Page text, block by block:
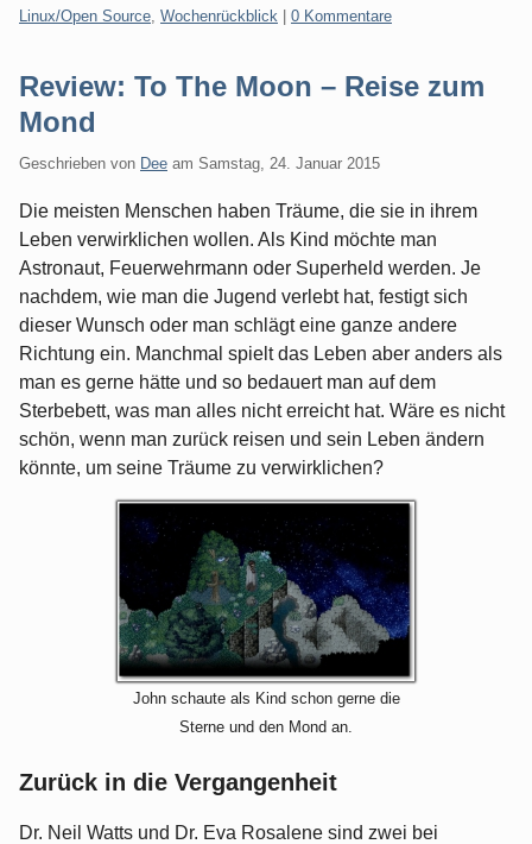
Kategorien:
Linux/Open Source, Wochenrückblick 0 Kommentare
Review: To The Moon – Reise zum
Mond
Geschrieben von Dee am Samstag, 24. Januar 2015
Die meisten Menschen haben Träume, die sie in ihrem
Leben verwirklichen wollen. Als Kind möchte man
Astronaut, Feuerwehrmann oder Superheld werden. Je
nachdem, wie man die Jugend verlebt hat, festigt sich
dieser Wunsch oder man schlägt eine ganze andere
Richtung ein. Manchmal spielt das Leben aber anders als
man es gerne hätte und so bedauert man auf dem
Sterbebett, was man alles nicht erreicht hat. Wäre es nicht
schön, wenn man zurück reisen und sein Leben ändern
könnte, um seine Träume zu verwirklichen?
John schaute als Kind schon gerne die
Sterne und den Mond an.
Zurück in die Vergangenheit
Dr. Neil Watts und Dr. Eva Rosalene sind zwei bei